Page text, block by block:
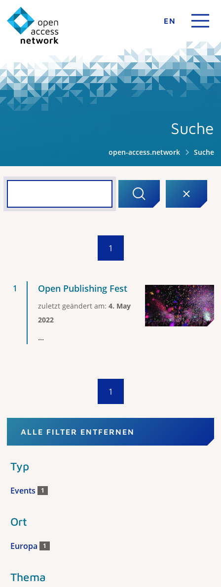
EN
Suche
open-access.network Suche
1
Open Publishing Fest
zuletzt geändert am: 4. May
2022
...
1
ALLE FILTER ENTFERNEN
Typ
Events 1
Ort
Europa 1
Thema